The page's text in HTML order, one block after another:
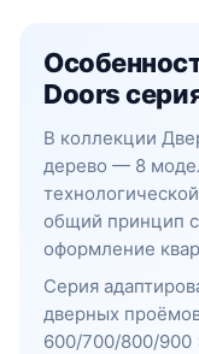
Doors
В коллекции
дерево — 8
общий принцип
оформление
Серия
дверных
600/700/800/900